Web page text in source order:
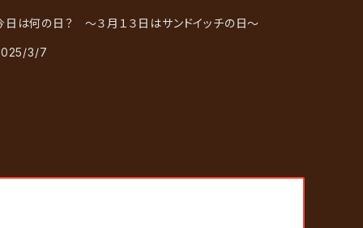
日は何の日？ ～３月１３日はサンドイッチの日～
3/7